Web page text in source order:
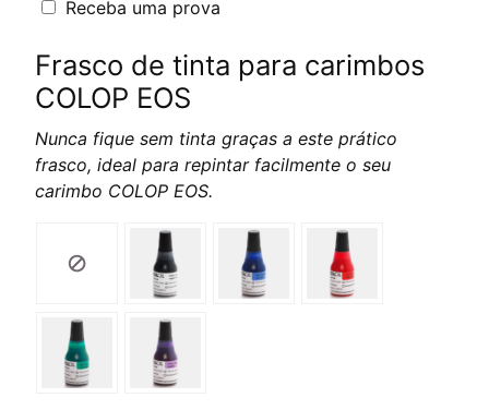
Receba uma prova
Frasco de tinta para carimbos
COLOP EOS
Nunca fique sem tinta graças a este prático
frasco, ideal para repintar facilmente o seu
carimbo COLOP EOS.